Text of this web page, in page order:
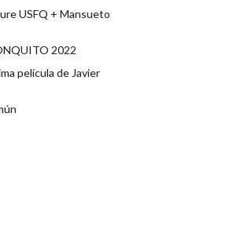
USFQ + Mansueto
2022
película de Javier